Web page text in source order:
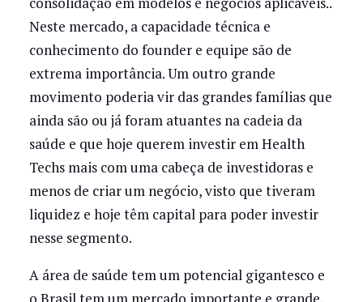
Neste mercado, a capacidade técnica e
conhecimento do founder e equipe são de
extrema importância. Um outro grande
movimento poderia vir das grandes famílias que
ainda são ou já foram atuantes na cadeia da
saúde e que hoje querem investir em Health
Techs mais com uma cabeça de investidoras e
menos de criar um negócio, visto que tiveram
liquidez e hoje têm capital para poder investir
nesse segmento.
A área de saúde tem um potencial gigantesco e